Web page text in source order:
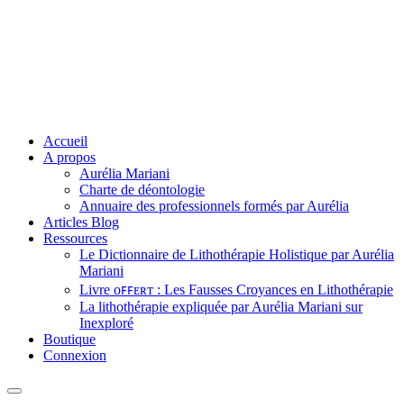
Accueil
A propos
Aurélia Mariani
Charte de déontologie
Annuaire des professionnels formés par Aurélia
Articles Blog
Ressources
Le Dictionnaire de Lithothérapie Holistique par Aurélia
Mariani
Livre ᴏꜰꜰᴇʀᴛ : Les Fausses Croyances en Lithothérapie
La lithothérapie expliquée par Aurélia Mariani sur
Inexploré
Boutique
Connexion